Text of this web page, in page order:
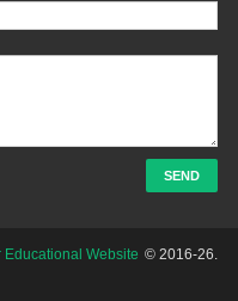
Website © 2016-26.